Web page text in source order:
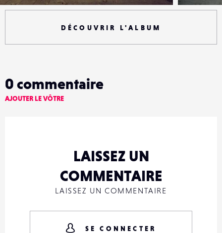
DÉCOUVRIR L'ALBUM
0 commentaire
AJOUTER LE VÔTRE
LAISSEZ UN
COMMENTAIRE
LAISSEZ UN COMMENTAIRE
SE CONNECTER